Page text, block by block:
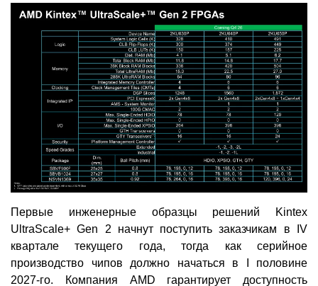
Первые инженерные образцы решений Kintex
UltraScale+ Gen 2 начнут поступить заказчикам в IV
квартале текущего года, тогда как серийное
производство чипов должно начаться в I половине
2027-го. Компания AMD гарантирует доступность